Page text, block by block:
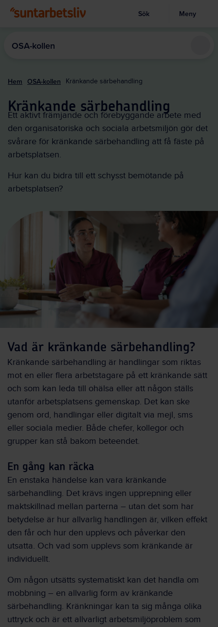
Visa sökruta
Sök Meny
OSA-kollen
Hem OSA-kollen Kränkande särbehandling
Kränkande särbehandling
Ett aktivt främjande och förebyggande arbete med
den organisatoriska och sociala arbetsmiljön gör det
svårare för kränkande särbehandling att få fäste på
arbetsplatsen.
Hur kan du bidra till ett schysst bemötande på
arbetsplatsen?
Vad är kränkande särbehandling?
Kränkande särbehandling är handlingar som riktas
mot en eller flera arbetstagare på ett kränkande sätt
och som kan leda till ohälsa eller att någon ställs
utanför arbetsplatsens gemenskap. Det kan ske
genom ord, handlingar eller digitalt via mejl, sms
eller sociala medier. Både chefer, kollegor och
grupper kan stå bakom beteendet.
En gång kan räcka
En enstaka händelse kan vara kränkande
särbehandling. Det krävs ingen upprepning eller
maktskillnad mellan parterna – utan det som har
betydelse är hur allvarlig handlingen är, vilken effekt
den får och hur den upplevs och påverkar den
utsatta. Och vad som upplevs som kränkande är
individuellt.
Om någon utsätts systematiskt kan det handla om
mobbning – en allvarlig form av kränkande
särbehandling. Kränkningar kan ta sig många olika
uttryck och är ett allvarligt arbetsmiljöproblem som